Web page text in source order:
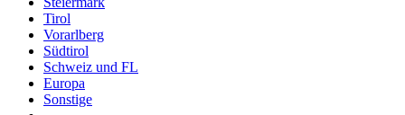
Tirol
Vorarlberg
Südtirol
Schweiz und FL
Europa
Sonstige